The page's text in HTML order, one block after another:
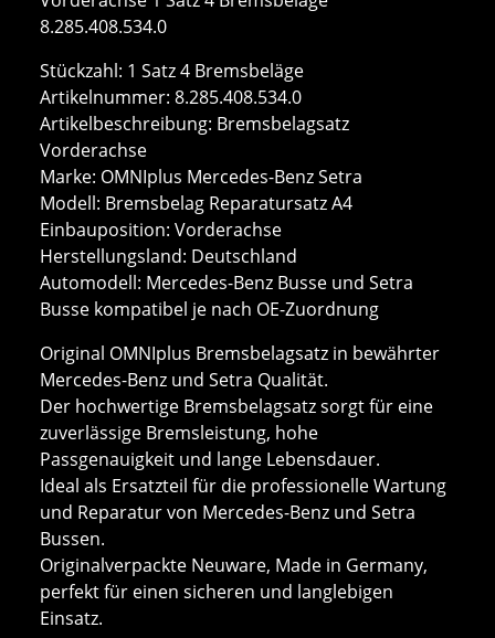
8.285.408.534.0
Stückzahl: 1 Satz 4 Bremsbeläge
Artikelnummer: 8.285.408.534.0
Artikelbeschreibung: Bremsbelagsatz
Vorderachse
Marke: OMNIplus Mercedes-Benz Setra
Modell: Bremsbelag Reparatursatz A4
Einbauposition: Vorderachse
Herstellungsland: Deutschland
Automodell: Mercedes-Benz Busse und Setra
Busse kompatibel je nach OE-Zuordnung
Original OMNIplus Bremsbelagsatz in bewährter
Mercedes-Benz und Setra Qualität.
Der hochwertige Bremsbelagsatz sorgt für eine
zuverlässige Bremsleistung, hohe
Passgenauigkeit und lange Lebensdauer.
Ideal als Ersatzteil für die professionelle Wartung
und Reparatur von Mercedes-Benz und Setra
Bussen.
Originalverpackte Neuware, Made in Germany,
perfekt für einen sicheren und langlebigen
Einsatz.